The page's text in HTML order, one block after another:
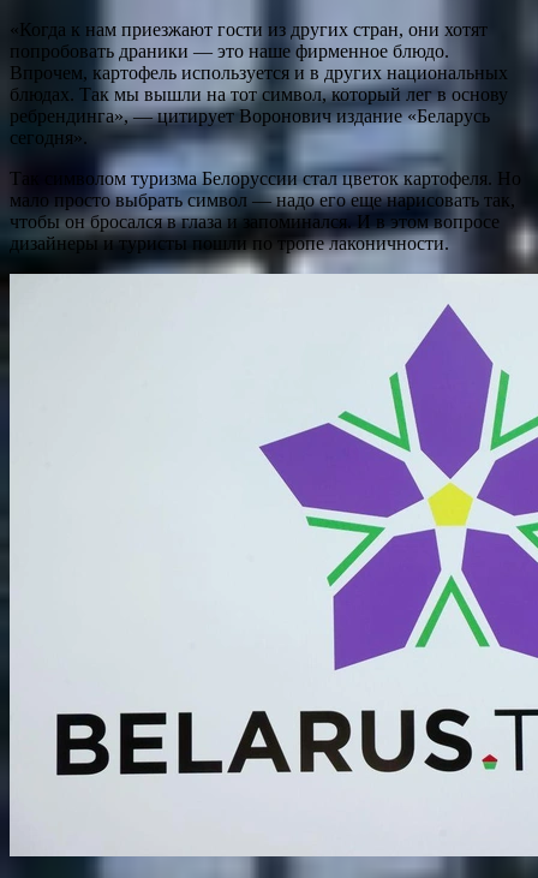
«Когда к нам приезжают гости из других стран, они хотят
попробовать драники — это наше фирменное блюдо.
Впрочем, картофель используется и в других национальных
блюдах. Так мы вышли на тот символ, который лег в основу
ребрендинга», — цитирует Воронович издание «Беларусь
сегодня».
Так символом туризма Белоруссии стал цветок картофеля. Но
мало просто выбрать символ — надо его еще нарисовать так,
чтобы он бросался в глаза и запоминался. И в этом вопросе
дизайнеры и туристы пошли по тропе лаконичности.